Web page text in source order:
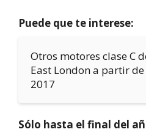
Puede que te interese:
Otros motores clase C
East London a partir
2017
Sólo hasta el final del